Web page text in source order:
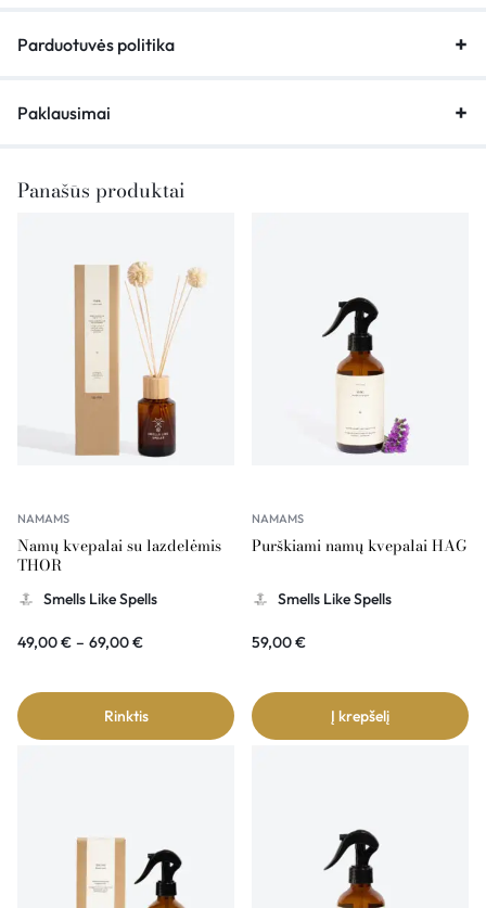
Parduotuvės politika
Paklausimai
Panašūs produktai
NAMAMS
Namų kvepalai su lazdelėmis
THOR
Smells Like Spells
49,00€ – 69,00€
Rinktis
NAMAMS
Purškiami namų kvepalai HAG
Smells Like Spells
59,00€
Į krepšelį